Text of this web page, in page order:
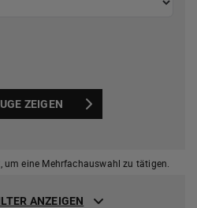
ZEIGEN
um eine Mehrfachauswahl zu tätigen.
ANZEIGEN